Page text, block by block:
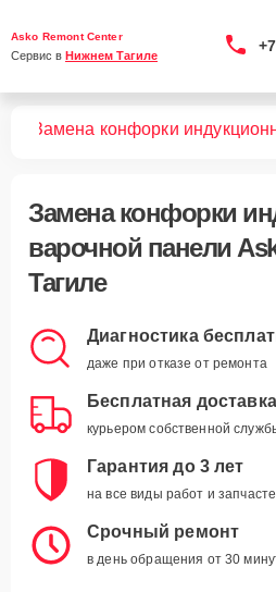
Asko Remont Center
Сервис в Нижнем Тагиле
Замена конфорки
Замена конфорки
варочной панели
Тагиле
Диагностика
даже при отказе от ремонта
Бесплатная доставка
курьером собственной
Гарантия до 3 лет
на все виды работ и
Срочный ремонт
в день обращения от 30